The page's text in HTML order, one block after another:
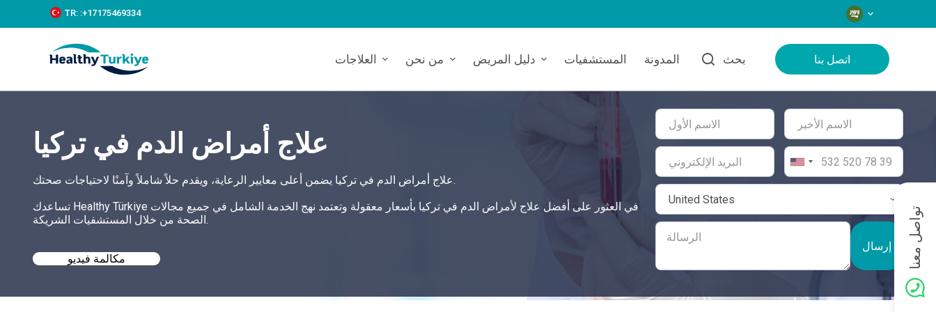
k
c
TR: :+‪17175469334‬ اللغات
العلاجات من نحن دليل المريض المستشفيات المدونة بحث اتصل بنا
علاج أمراض الدم في تركيا
علاج أمراض الدم في تركيا يضمن أعلى معايير الرعاية، ويقدم حلاً شاملاً وآمنًا لاحتياجات صحتك.
تساعدك Healthy Türkiye في العثور على أفضل علاج لأمراض الدم في تركيا بأسعار معقولة وتعتمد نهج الخدمة الشامل في جميع مجالات
الصحة من خلال المستشفيات الشريكة.
مكالمة فيديو
إرسال تواصل معنا